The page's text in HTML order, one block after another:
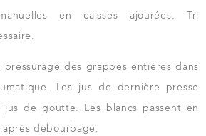
en caisses ajourées. Tri
pressurage des grappes entières dans
Les jus de dernière presse
jus de goutte. Les blancs passent en
débourbage.